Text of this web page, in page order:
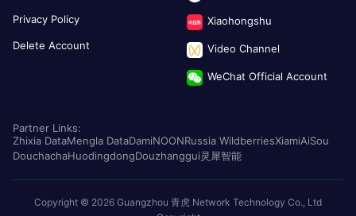
Privacy Policy
Delete Account
Xiaohongshu
Video Channel
WeChat Official Account
Partner Links:
Zhixia DataMengla DataDamiNOONRussia WildberriesXiamiAiSou
DouchachaHuodingdongDouzhanggui灵犀智能
Copyright © 2026 Guangzhou 青虎 Network Technology Co., Ltd